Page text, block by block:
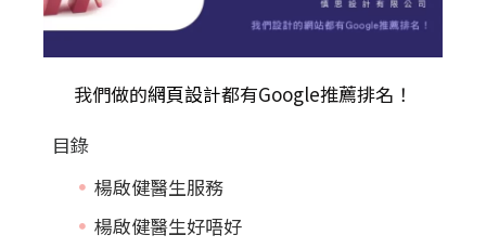
我們做的網頁設計都有Google推薦排名！
目錄
楊啟健醫生服務
楊啟健醫生好唔好